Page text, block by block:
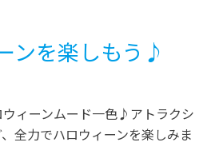
ンを楽しもう♪
ィーンムード一色♪アトラクシ
全力でハロウィーンを楽しみま